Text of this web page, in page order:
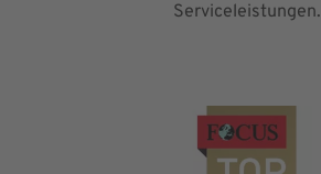
Serviceleistungen.